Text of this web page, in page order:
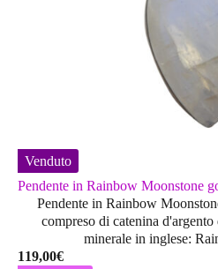
Venduto
Pendente in Rainbow Moonstone
Pendente in Rainbow
compreso di catenina
minerale in inglese:
119,00€